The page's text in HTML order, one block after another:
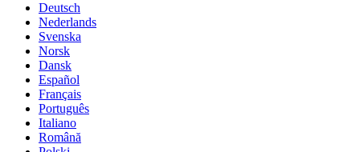
Deutsch
Nederlands
Svenska
Norsk
Dansk
Español
Français
Português
Italiano
Română